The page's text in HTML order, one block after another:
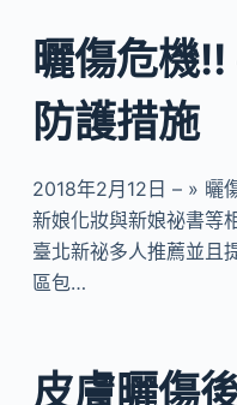
曬傷危機
防護措施
2018年2月12日 – » 曬
新娘化妝與新娘祕書等
臺北新祕多人推薦並且
區包…
皮膚曬傷